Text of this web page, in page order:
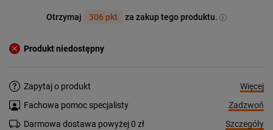
Otrzymaj 306 pkt za zakup tego produktu.
Produkt niedostępny
Zapytaj o produkt
Więcej
Fachowa pomoc specjalisty
Zadzwoń
Darmowa dostawa powyżej 0 zł
Szczegóły